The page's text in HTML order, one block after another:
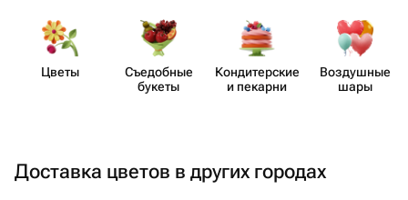
Цветы
Съедобные
букеты
Кондит​ерские
и пекарни
Воздушные
шары
Доставка цветов в других городах